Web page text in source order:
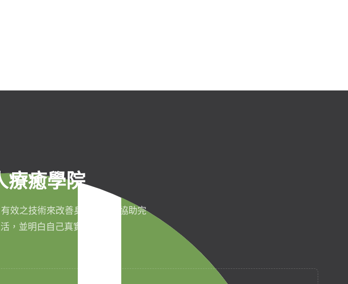
療癒學院
效之技術來改善身心健康，協助完
，並明白自己真實的本質。